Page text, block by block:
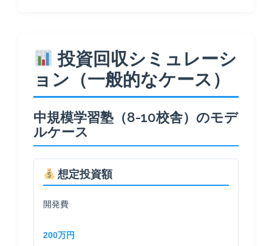
投資回収シミュレーシ
ョン（一般的なケース）
中規模学習塾（8-10校舎）のモデ
ルケース
想定投資額
開発費
200万円